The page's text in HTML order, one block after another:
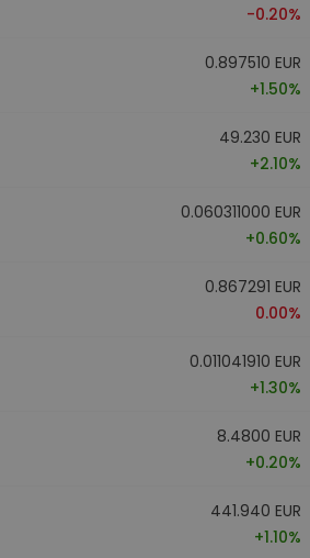
-0.20%
0.897510 EUR
+1.50%
49.230 EUR
+2.10%
0.060311000 EUR
+0.60%
0.867291 EUR
0.00%
0.011041910 EUR
+1.30%
8.4800 EUR
+0.20%
441.940 EUR
+1.10%